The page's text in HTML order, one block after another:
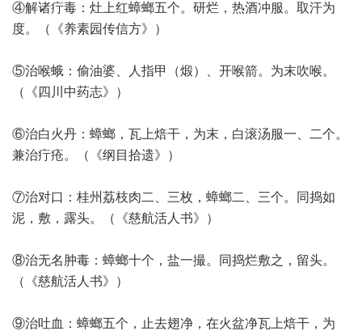
④解诸疔毒：灶上红蟑螂五个。研烂，热酒冲服。取汗为
度。（《养素园传信方》）
⑤治喉蛾：偷油婆、人指甲（煅）、开喉箭。为末吹喉。
（《四川中药志》）
⑥治白火丹：蟑螂，瓦上焙干，为末，白滚汤服一、二个。
兼治疔疮。（《纲目拾遗》）
⑦治对口：桂州荔枝肉二、三枚，蟑螂二、三个。同捣如
泥，敷，露头。（《慈航活人书》）
⑧治无名肿毒：蟑螂十个，盐一撮。同捣烂敷之，留头。
（《慈航活人书》）
⑨治吐血：蟑螂五个，止去翅净，在火盆净瓦上焙干，为